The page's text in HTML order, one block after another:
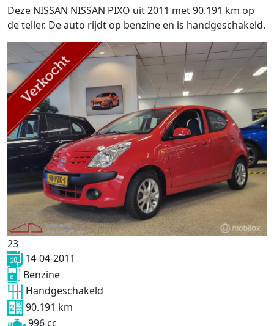
Deze NISSAN NISSAN PIXO uit 2011 met 90.191 km op
de teller. De auto rijdt op benzine en is handgeschakeld.
23
14-04-2011
Benzine
Handgeschakeld
90.191 km
996 cc